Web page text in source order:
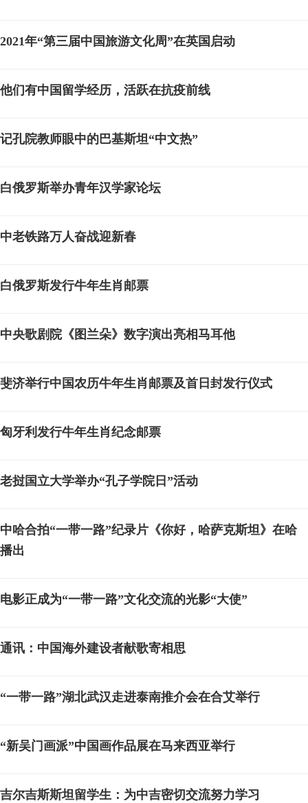
2021年“第三届中国旅游文化周”在英国启动
他们有中国留学经历，活跃在抗疫前线
记孔院教师眼中的巴基斯坦“中文热”
白俄罗斯举办青年汉学家论坛
中老铁路万人奋战迎新春
白俄罗斯发行牛年生肖邮票
中央歌剧院《图兰朵》数字演出亮相马耳他
斐济举行中国农历牛年生肖邮票及首日封发行仪式
匈牙利发行牛年生肖纪念邮票
老挝国立大学举办“孔子学院日”活动
中哈合拍“一带一路”纪录片《你好，哈萨克斯坦》在哈
播出
电影正成为“一带一路”文化交流的光影“大使”
通讯：中国海外建设者献歌寄相思
“一带一路”湖北武汉走进泰南推介会在合艾举行
“新吴门画派”中国画作品展在马来西亚举行
吉尔吉斯斯坦留学生：为中吉密切交流努力学习